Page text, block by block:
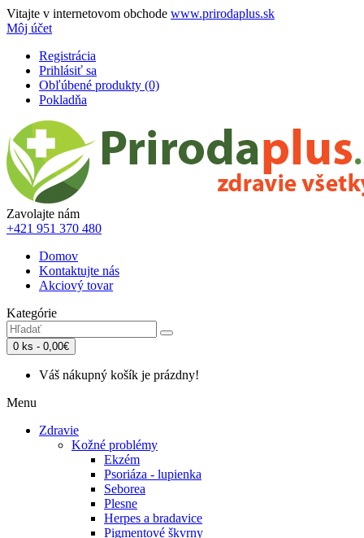
Vitajte v internetovom obchode www.prirodaplus.sk
Môj účet
Registrácia
Prihlásiť sa
Obľúbené produkty (0)
Pokladňa
Zavolajte nám
+421 951 370 480
Domov
Kontaktujte nás
Akciový tovar
Kategórie
0 ks - 0,00€
Váš nákupný košík je prázdny!
Menu
Zdravie
Kožné problémy
Ekzém
Psoriáza - lupienka
Seborea
Plesne
Herpes a bradavice
Pigmentové škvrny